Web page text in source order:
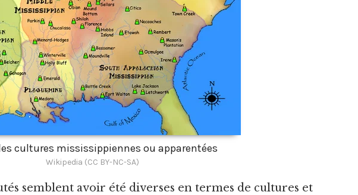
cultures mississippiennes ou apparentées
Wikipedia (CC BY-NC-SA)
semblent avoir été diverses en termes de cultures et